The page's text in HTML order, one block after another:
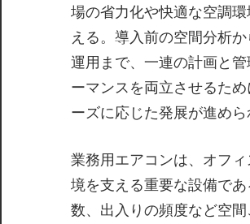
場の省力化や快適な空調
える。導入前の空間分析
運用まで、一連の計画と
ーマンスを両立させるた
ーズに応じた発展が進めら
業務用エアコンは、オフ
境を支える重要な設備で
数、出入りの頻度など空